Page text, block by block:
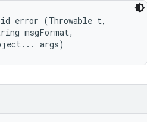
error (Throwable t,
msgFormat,
args)